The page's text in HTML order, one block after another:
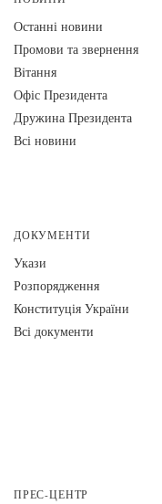
Останні новини
Промови та звернення
Вiтання
Офіс Президента
Дружина Президента
Всі новини
ДОКУМЕНТИ
Укази
Розпорядження
Конституція України
Всі документи
ПРЕС-ЦЕНТР